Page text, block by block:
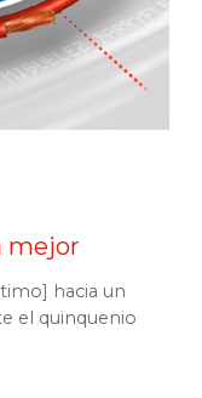
mejor
hacia un
el quinquenio